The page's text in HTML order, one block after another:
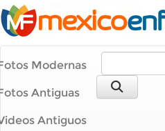
Modernas
Antiguas
Antiguos